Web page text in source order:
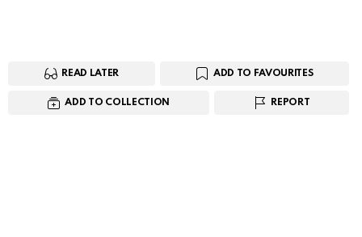
READ LATER ADD TO FAVOURITES
ADD TO COLLECTION REPORT